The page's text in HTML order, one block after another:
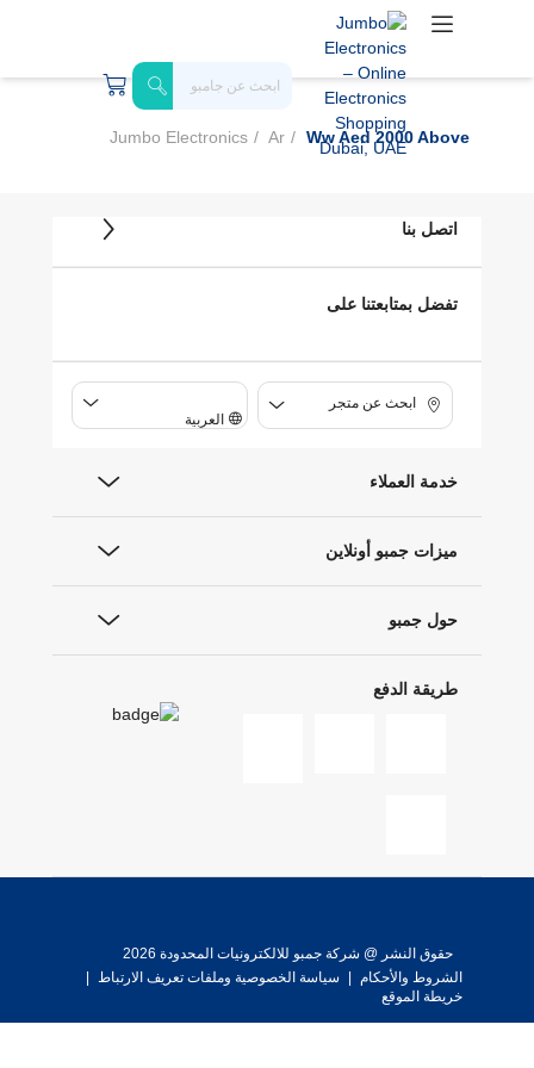
Jumbo Electronics Ar Ww Aed 2000 Above
اتصل بنا
تفضل بمتابعتنا على
ابحث عن متجر
العربية
خدمة العملاء
ميزات جمبو أونلاين
حول جمبو
طريقة الدفع
حقوق النشر @ شركة جمبو للالكترونيات المحدودة 2026
الشروط والأحكام
سياسة الخصوصية وملفات تعريف الارتباط
خريطة الموقع